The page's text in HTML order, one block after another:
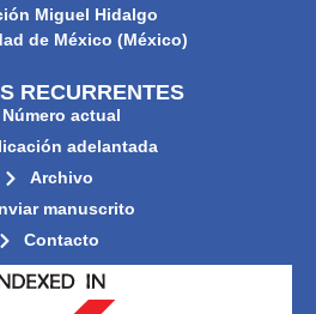
Miguel Hidalgo
de México (México)
RECURRENTES
Número actual
adelantada
Archivo
manuscrito
Contacto